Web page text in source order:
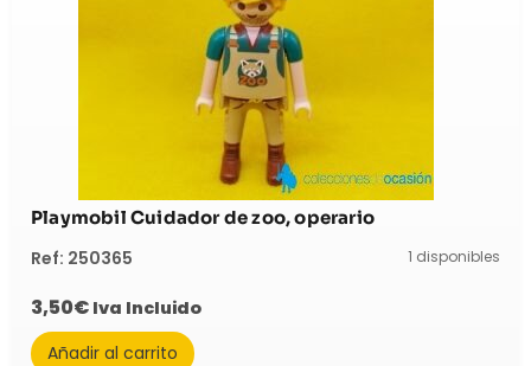
Playmobil Cuidador de zoo, operario
Ref: 250365 1 disponibles
3,50€ Iva Incluido
Añadir al carrito